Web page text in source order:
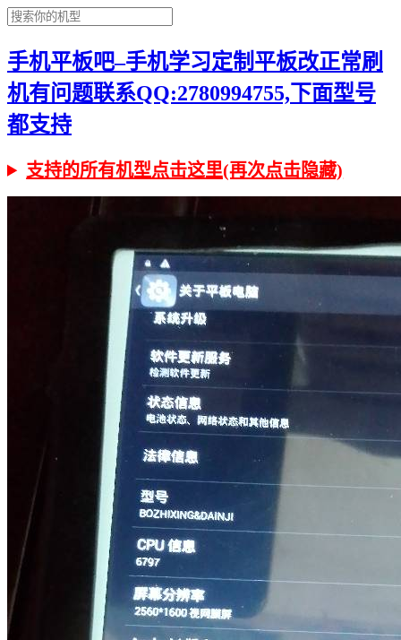
手机平板吧–手机学习定制平板改正常刷
机有问题联系QQ:2780994755,下面型号
都支持
支持的所有机型点击这里(再次点击隐藏)